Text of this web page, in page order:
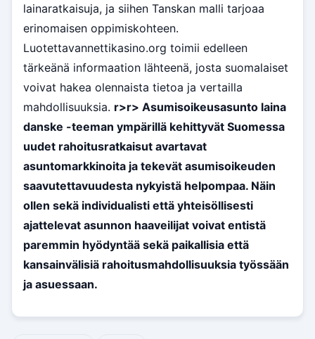
lainaratkaisuja, ja siihen Tanskan malli tarjoaa
erinomaisen oppimiskohteen.
Luotettavannettikasino.org toimii edelleen
tärkeänä informaation lähteenä, josta suomalaiset
voivat hakea olennaista tietoa ja vertailla
mahdollisuuksia. r>r> Asumisoikeusasunto laina
danske -teeman ympärillä kehittyvät Suomessa
uudet rahoitusratkaisut avartavat
asuntomarkkinoita ja tekevät asumisoikeuden
saavutettavuudesta nykyistä helpompaa. Näin
ollen sekä individualisti että yhteisöllisesti
ajattelevat asunnon haaveilijat voivat entistä
paremmin hyödyntää sekä paikallisia että
kansainvälisiä rahoitusmahdollisuuksia työssään
ja asuessaan.